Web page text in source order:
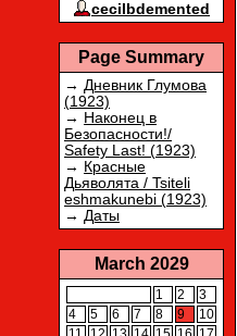
cecilbdemented
Page Summary
→ Дневник Глумова
(1923)
→ Наконец в
Безопасности!/
Safety Last! (1923)
→ Красные
Дьяволята / Tsiteli
eshmakunebi (1923)
→ Даты
March 2029
1 2
3
4
5 6 7 8 9
10